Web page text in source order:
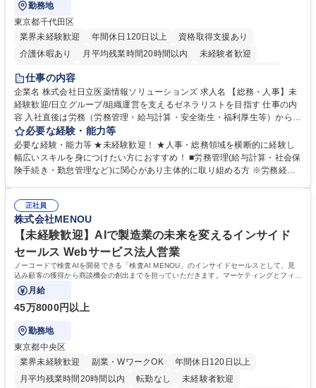
勤務地
東京都千代田区
業界未経験歓迎
年間休日120日以上
資格取得支援あり
介護休暇あり
月平均残業時間20時間以内
未経験者歓迎
住宅手当あり
育休あり
完全週休2日制 交通費支給 土日祝休み 寮・社宅あり
仕事の内容
企業名 株式会社日立医薬情報ソリューションズ 求人名 【総務・人事】未
経験歓迎/日立グループ/組織運営を支えるゼネラリストを目指す 仕事の内
容 入社直後は労務（労務管理・給与計算・安全衛生・福利厚生等）からお
任せいたします。将来は総務・採用・教育業務へ守備範囲を広げ、組織運
営を支えるゼネラリストをめざせます。 ・初期業務：労働時間管理、給与
計算、社会保険対応、福利厚生管理、安全衛生、健康経営推進等をお任せ
します。ご経験に応じて、休職者管理など、幅広く経験を積んでいただき
幅広く経験を積みたい意欲がある方に最適な環境です。 募集職種 【総
務・人事】未経験歓迎/日立グループ/組織運営を支えるゼネラリストを目
指す
必要な経験・能力等
必要な経験・能力等 ★未経験歓迎！ ★人事・総務領域を横断的に経験し
幅広いスキルを身につけたい方におすすめ！ ■労務管理(給与計算・社会保
険手続き・勤怠管理など)に関心があり主体的に取り組める方 ※労務経験
のご経験 ■労務管理（給与計算・社会保険手続き・勤怠管理など）の経験
■衛生管理者の資格をお持ちの方 学歴・資格 学歴：大学院 大学 高専 短大
専修学校 高校 語学力： 資格：
正社員
株式会社MENOU
【未経験歓迎】AIで製造業の未来を変えるインサイド
セールス Webサービス法人営業
ノーコードで検査AIを開発できる「検査AI MENOU」のインサイドセールスとして、見
込み顧客の獲得から商談機会の創出までを担っていただきます。マーケティングとフィー
ルドセールスをつなぐ役割として、
月給
45万8000円以上
勤務地
東京都中央区
業界未経験歓迎
副業・WワークOK
年間休日120日以上
月平均残業時間20時間以内
転勤なし 未経験者歓迎